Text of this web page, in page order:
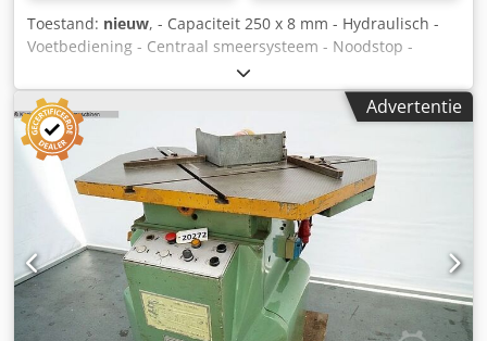
Toestand: nieuw, - Capaciteit 250 x 8 mm - Hydraulisch -
Voetbediening - Centraal smeersysteem - Noodstop -
Documentatie - 400V Cedpjnwlptsfx Aageha
Advertentie